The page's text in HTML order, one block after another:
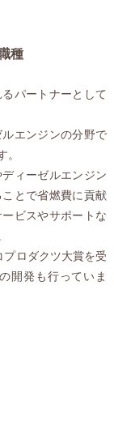
種
パートナーとして
エンジンの分野で
ィーゼルエンジン
とで省燃費に貢献
ビスやサポートな
ロダクツ大賞を受
開発も行っていま